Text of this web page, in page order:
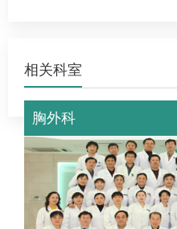
相关科室
胸外科